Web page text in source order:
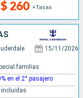
260 +Tasas
15/11/2026
familias
en el 2° pasajero